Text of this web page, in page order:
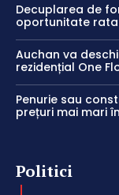
Decuplarea de
oportunitate
Auchan va
rezidențial One
Penurie sau
prețuri mai mari
Politici